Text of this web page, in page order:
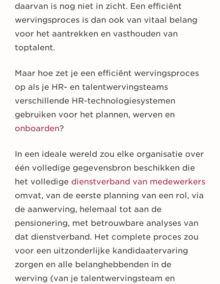
daarvan is nog niet in zicht. Een efficiënt
wervingsproces is dan ook van vitaal belang
voor het aantrekken en vasthouden van
toptalent.
Maar hoe zet je een efficiënt wervingsproces
op als je HR- en talentwervingsteams
verschillende HR-technologiesystemen
gebruiken voor het plannen, werven en
onboarden?
In een ideale wereld zou elke organisatie over
één volledige gegevensbron beschikken die
het volledige dienstverband van medewerkers
omvat, van de eerste planning van een rol, via
de aanwerving, helemaal tot aan de
pensionering, met betrouwbare analyses van
dat dienstverband. Het complete proces zou
voor een uitzonderlijke kandidaatervaring
zorgen en alle belanghebbenden in de
werving (van je talentwervingsteam en